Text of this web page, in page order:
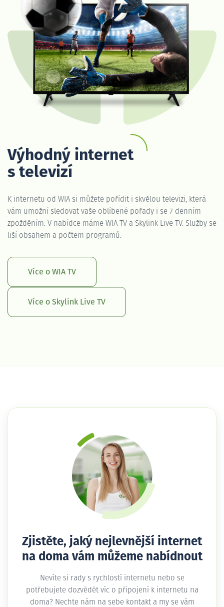
Výhodný internet
s televizí
K internetu od WIA si můžete pořídit i skvělou televizi, která
vám umožní sledovat vaše oblíbené pořady i se 7 denním
zpožděním. V nabídce máme WIA TV a Skylink Live TV. Služby se
liší obsahem a počtem programů.
Více o WIA TV
Více o Skylink Live TV
Zjistěte, jaký nejlevnější internet
na doma vám můžeme nabídnout
Nevíte si rady s rychlostí internetu nebo se
potřebujete dozvědět víc o připojení k internetu na
doma? Nechte nám na sebe kontakt a my se vám